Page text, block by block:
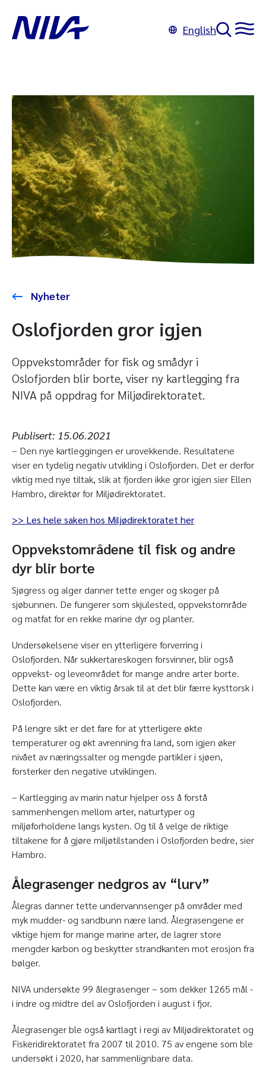
English
Nyheter
Oslofjorden gror igjen
Oppvekstområder for fisk og smådyr i
Oslofjorden blir borte, viser ny kartlegging fra
NIVA på oppdrag for Miljødirektoratet.
Publisert: 15.06.2021
– Den nye kartleggingen er urovekkende. Resultatene
viser en tydelig negativ utvikling i Oslofjorden. Det er derfor
viktig med nye tiltak, slik at fjorden ikke gror igjen sier Ellen
Hambro, direktør for Miljødirektoratet.
>> Les hele saken hos Miljødirektoratet her
Oppvekstområdene til fisk og andre
dyr blir borte
Sjøgress og alger danner tette enger og skoger på
sjøbunnen. De fungerer som skjulested, oppvekstområde
og matfat for en rekke marine dyr og planter.
Undersøkelsene viser en ytterligere forverring i
Oslofjorden. Når sukkertareskogen forsvinner, blir også
oppvekst- og leveområdet for mange andre arter borte.
Dette kan være en viktig årsak til at det blir færre kysttorsk i
Oslofjorden.
På lengre sikt er det fare for at ytterligere økte
temperaturer og økt avrenning fra land, som igjen øker
nivået av næringssalter og mengde partikler i sjøen,
forsterker den negative utviklingen.
– Kartlegging av marin natur hjelper oss å forstå
sammenhengen mellom arter, naturtyper og
miljøforholdene langs kysten. Og til å velge de riktige
tiltakene for å gjøre miljøtilstanden i Oslofjorden bedre, sier
Hambro.
Ålegrasenger nedgros av “lurv”
Ålegras danner tette undervannsenger på områder med
myk mudder- og sandbunn nære land. Ålegrasengene er
viktige hjem for mange marine arter, de lagrer store
mengder karbon og beskytter strandkanten mot erosjon fra
bølger.
NIVA undersøkte 99 ålegrasenger – som dekker 1265 mål -
i indre og midtre del av Oslofjorden i august i fjor.
Ålegrasenger ble også kartlagt i regi av Miljødirektoratet og
Fiskeridirektoratet fra 2007 til 2010. 75 av engene som ble
undersøkt i 2020, har sammenlignbare data.